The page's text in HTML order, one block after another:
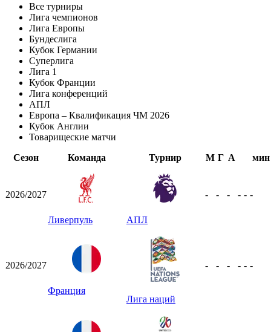
Все турниры
Лига чемпионов
Лига Европы
Бундеслига
Кубок Германии
Суперлига
Лига 1
Кубок Франции
Лига конференций
АПЛ
Европа – Квалификация ЧМ 2026
Кубок Англии
Товарищеские матчи
Сезон
Команда Турнир М Г А мин
2026/2027
Ливерпуль АПЛ
- - - - - -
2026/2027
Франция
Лига наций
- - - - - -